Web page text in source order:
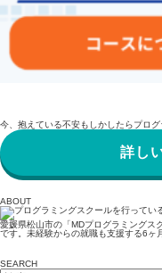
今、抱えている不安もしかしたらプロ
詳し
ABOUT
愛媛県松山市の「MDプログラミングス
です。未経験からの就職も支援する6ヶ
SEARCH